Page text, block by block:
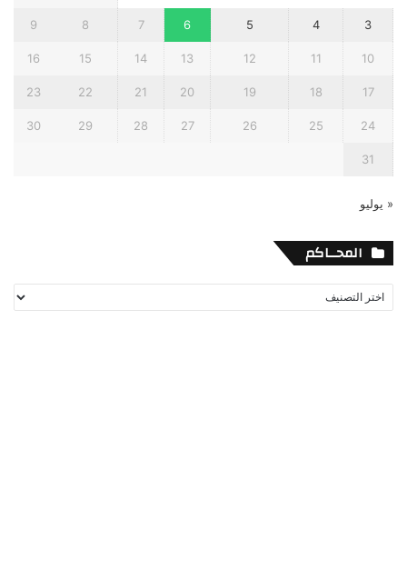
3
4
5
6
7
8
9
10
11
12
13
14
15
16
17
18
19
20
21
22
23
24
25
26
27
28
29
30
31
« يوليو
المحــاكم
المحــاكم